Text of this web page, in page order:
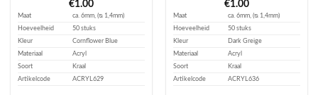
€1.00
Maat
ca. 6mm, (ᴓ 1,4mm)
Hoeveelheid
50 stuks
Kleur
Cornflower Blue
Materiaal
Acryl
Soort
Kraal
Artikelcode
ACRYL629
€1.00
Maat
ca. 6mm, (ᴓ 1,4mm)
Hoeveelheid
50 stuks
Kleur
Dark Greige
Materiaal
Acryl
Soort
Kraal
Artikelcode
ACRYL636